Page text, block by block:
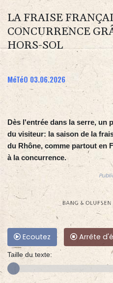
LA FRAISE
CONCURRENCE
HORS-SOL
MéTéO 03.06.2026
Dès l'entrée dans la serre, un
du visiteur: la saison de la
du Rhône, comme partout en
à la concurrence.
Ecoutez Arrête
Taille du texte: